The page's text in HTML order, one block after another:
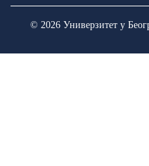
© 2026 Универзитет у